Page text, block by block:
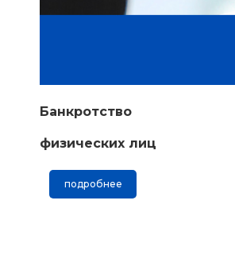
Банкротство
физических лиц
подробнее